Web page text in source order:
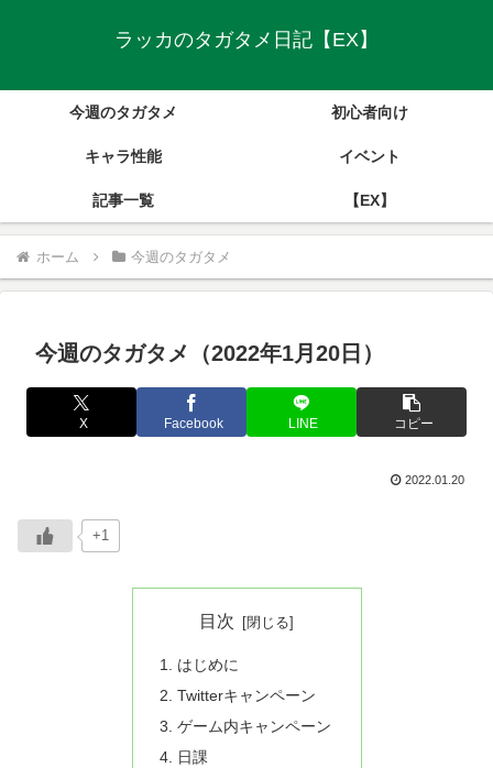
ラッカのタガタメ日記【EX】
今週のタガタメ 初心者向け
キャラ性能 イベント
記事一覧 【EX】
ホーム 今週のタガタメ
今週のタガタメ（2022年1月20日）
X Facebook LINE コピー
2022.01.20
+1
目次
はじめに
Twitterキャンペーン
ゲーム内キャンペーン
日課